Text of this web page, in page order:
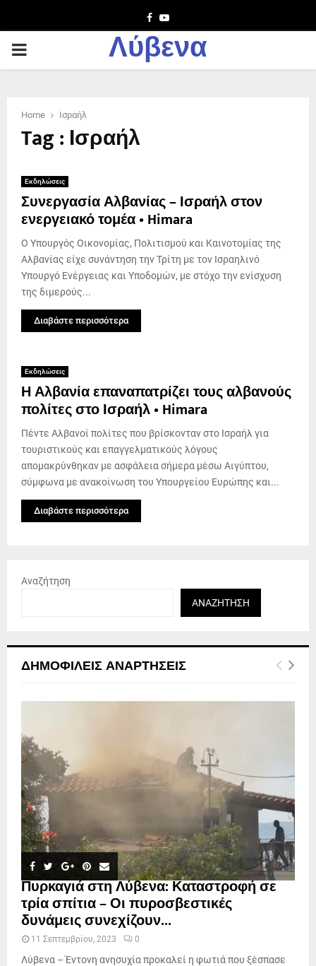
Facebook
Youtube
PRIMARY
Λύβενα
Home Ισραήλ
Tag : Ισραήλ
Εκδηλώσεις
Συνεργασία Αλβανίας – Ισραήλ στον
ενεργειακό τομέα • Himara
Ο Υπουργός Οικονομίας, Πολιτισμού και Καινοτομίας της
Αλβανίας είχε συνάντηση την Τρίτη με τον Ισραηλινό
Υπουργό Ενέργειας και Υποδομών, με στόχο την ενίσχυση
της διμερούς...
Διαβάστε περισσότερα
Εκδηλώσεις
Η Αλβανία επαναπατρίζει τους αλβανούς
πολίτες στο Ισραήλ • Himara
Πέντε Αλβανοί πολίτες που βρίσκονταν στο Ισραήλ για
τουριστικούς και επαγγελματικούς λόγους
απομακρύνθηκαν με ασφάλεια σήμερα μέσω Αιγύπτου,
σύμφωνα με ανακοίνωση του Υπουργείου Ευρώπης και...
Διαβάστε περισσότερα
Αναζήτηση
ΑΝΑΖΉΤΗΣΗ
ΔΗΜΟΦΙΛΕΊΣ ΑΝΑΡΤΉΣΕΙΣ
Πυρκαγιά στη Λύβενα: Καταστροφή σε
τρία σπίτια – Οι πυροσβεστικές
δυνάμεις συνεχίζουν...
11 Σεπτεμβρίου, 2023 0
Λύβενα – Έντονη ανησυχία προκαλεί η φωτιά που ξέσπασε